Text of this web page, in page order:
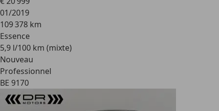
01/2019
109 378 km
Essence
5,9 l/100 km (mixte)
Nouveau
Professionnel
BE 9170